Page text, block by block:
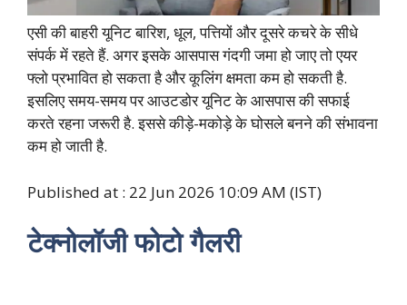
एसी की बाहरी यूनिट बारिश, धूल, पत्तियों और दूसरे कचरे के सीधे
संपर्क में रहते हैं. अगर इसके आसपास गंदगी जमा हो जाए तो एयर
फ्लो प्रभावित हो सकता है और कूलिंग क्षमता कम हो सकती है.
इसलिए समय-समय पर आउटडोर यूनिट के आसपास की सफाई
करते रहना जरूरी है. इससे कीड़े-मकोड़े के घोसले बनने की संभावना
कम हो जाती है.
Published at : 22 Jun 2026 10:09 AM (IST)
टेक्नोलॉजी फोटो गैलरी